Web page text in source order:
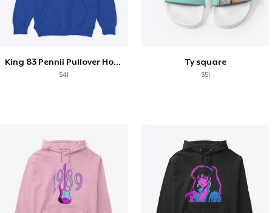
King 83 Pennii Pullover Hoodie
$41
Ty square
$51